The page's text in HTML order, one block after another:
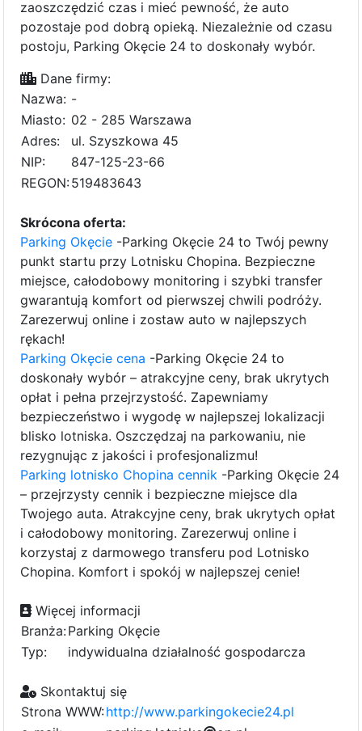
zaoszczędzić czas i mieć pewność, że auto
pozostaje pod dobrą opieką. Niezależnie od czasu
postoju, Parking Okęcie 24 to doskonały wybór.
Dane firmy:
Nazwa: -
Miasto: 02 - 285 Warszawa
Adres:
ul. Szyszkowa 45
NIP:
847-125-23-66
REGON:519483643
Skrócona oferta:
Parking Okęcie -Parking Okęcie 24 to Twój pewny
punkt startu przy Lotnisku Chopina. Bezpieczne
miejsce, całodobowy monitoring i szybki transfer
gwarantują komfort od pierwszej chwili podróży.
Zarezerwuj online i zostaw auto w najlepszych
rękach!
Parking Okęcie cena -Parking Okęcie 24 to
doskonały wybór – atrakcyjne ceny, brak ukrytych
opłat i pełna przejrzystość. Zapewniamy
bezpieczeństwo i wygodę w najlepszej lokalizacji
blisko lotniska. Oszczędzaj na parkowaniu, nie
rezygnując z jakości i profesjonalizmu!
Parking lotnisko Chopina cennik -Parking Okęcie 24
– przejrzysty cennik i bezpieczne miejsce dla
Twojego auta. Atrakcyjne ceny, brak ukrytych opłat
i całodobowy monitoring. Zarezerwuj online i
korzystaj z darmowego transferu pod Lotnisko
Chopina. Komfort i spokój w najlepszej cenie!
Więcej informacji
Branża:Parking Okęcie
Typ:
indywidualna działalność gospodarcza
Skontaktuj się
Strona WWW:http://www.parkingokecie24.pl